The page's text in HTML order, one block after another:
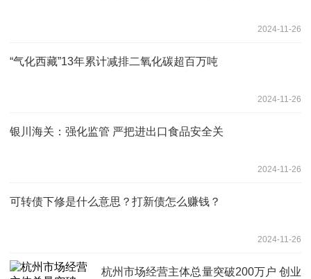
2024-11-26
“气化西藏”13年累计减排二氧化碳超百万吨
2024-11-26
银川海关：强化监管 严把进出口食品安全关
2024-11-26
可转债下修是什么意思？打新债怎么赚钱？
2024-11-26
杭州市场经营主体总量突破200万户 创业